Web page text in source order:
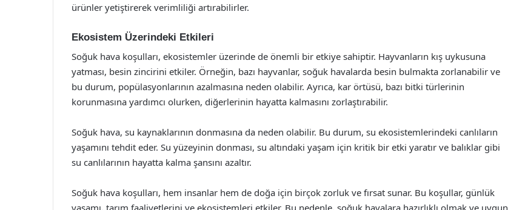
ürünler yetiştirerek verimliliği artırabilirler.
Ekosistem Üzerindeki Etkileri
Soğuk hava koşulları, ekosistemler üzerinde de önemli bir etkiye sahiptir. Hayvanların kış uykusuna
yatması, besin zincirini etkiler. Örneğin, bazı hayvanlar, soğuk havalarda besin bulmakta zorlanabilir ve
bu durum, popülasyonlarının azalmasına neden olabilir. Ayrıca, kar örtüsü, bazı bitki türlerinin
korunmasına yardımcı olurken, diğerlerinin hayatta kalmasını zorlaştırabilir.
Soğuk hava, su kaynaklarının donmasına da neden olabilir. Bu durum, su ekosistemlerindeki canlıların
yaşamını tehdit eder. Su yüzeyinin donması, su altındaki yaşam için kritik bir etki yaratır ve balıklar gibi
su canlılarının hayatta kalma şansını azaltır.
Soğuk hava koşulları, hem insanlar hem de doğa için birçok zorluk ve fırsat sunar. Bu koşullar, günlük
yaşamı, tarım faaliyetlerini ve ekosistemleri etkiler. Bu nedenle, soğuk havalara hazırlıklı olmak ve uygun